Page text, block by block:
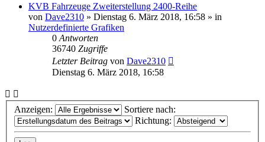
KVB Fahrzeuge Zweiterstellung 2400-Reihe
von Dave2310 » Dienstag 6. März 2018, 16:58 » in
Nutzerdefinierte Grafiken
0 Antworten
36740 Zugriffe
Letzter Beitrag von Dave2310
Dienstag 6. März 2018, 16:58
Anzeigen:
Sortiere nach:
Richtung: